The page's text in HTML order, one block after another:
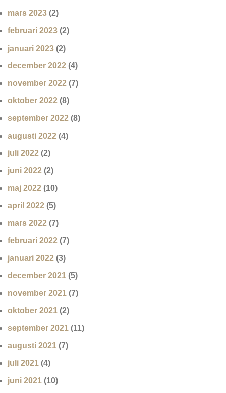
mars 2023 (2)
februari 2023 (2)
januari 2023 (2)
december 2022 (4)
november 2022 (7)
oktober 2022 (8)
september 2022 (8)
augusti 2022 (4)
juli 2022 (2)
juni 2022 (2)
maj 2022 (10)
april 2022 (5)
mars 2022 (7)
februari 2022 (7)
januari 2022 (3)
december 2021 (5)
november 2021 (7)
oktober 2021 (2)
september 2021 (11)
augusti 2021 (7)
juli 2021 (4)
juni 2021 (10)